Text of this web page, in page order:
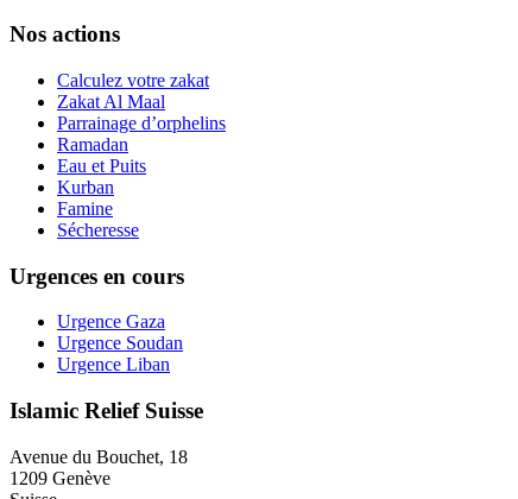
Nos actions
Calculez votre zakat
Zakat Al Maal
Parrainage d’orphelins
Ramadan
Eau et Puits
Kurban
Famine
Sécheresse
Urgences en cours
Urgence Gaza
Urgence Soudan
Urgence Liban
Islamic Relief Suisse
Avenue du Bouchet, 18
1209 Genève